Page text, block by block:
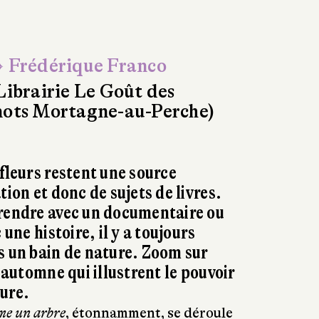
Franco
Le Goût des
Mortagne-au-Perche)
restent une source
et donc de sujets de livres.
avec un documentaire ou
une histoire, il y a toujours
un bain de nature. Zoom sur
qui illustrent le pouvoir
un arbre, étonnamment, se déroule